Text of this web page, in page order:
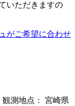
いただきますの
がご希望に合わせ
測地点： 宮崎県